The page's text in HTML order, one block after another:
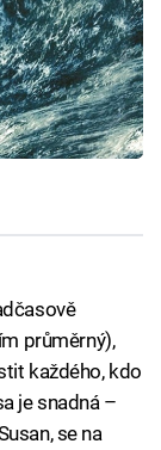
průměrný),
každého, kdo
je snadná –
se na